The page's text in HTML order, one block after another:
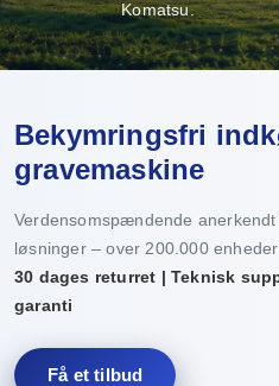
Komatsu.
Bekymringsfri
gravemaskine
Verdensomspændende
løsninger – over 200.000
30 dages returret | Teknisk
garanti
Få et tilbud